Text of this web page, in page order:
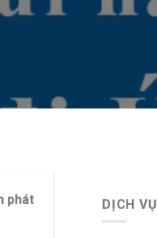
phát
DỊCH VỤ